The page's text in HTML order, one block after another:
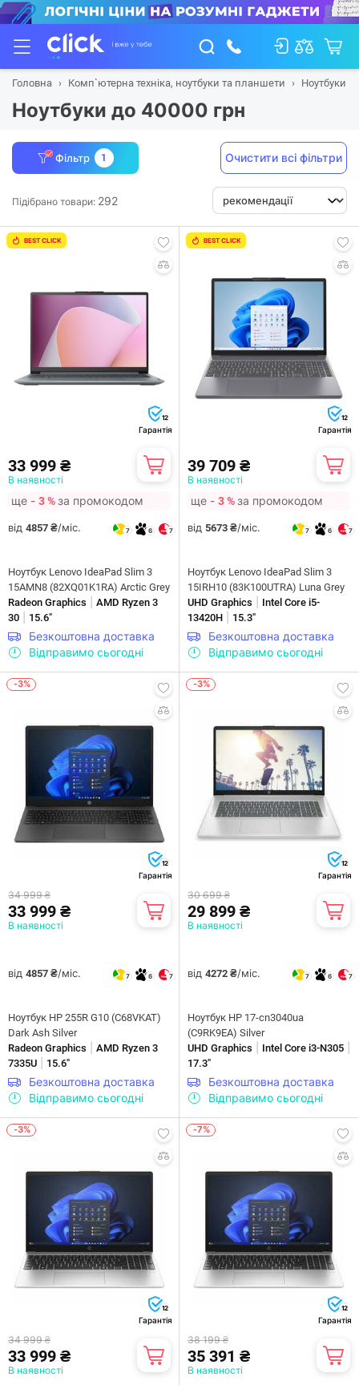
Головна Комп`ютерна техніка, ноутбуки та планшети Ноутбуки
Ноутбуки до 40000 грн
Фільтр 1 Очистити всі фільтри
Підібрано товари: 292
BEST CLICK
12
Гарантія
33 999 ₴
В наявності
ще - 3 %за промокодом
від 4857 ₴/міс. 7 6 7
Ноутбук Lenovo IdeaPad Slim 3
15AMN8 (82XQ01K1RA) Arctic Grey
Radeon Graphics
AMD Ryzen 3
30
15.6"
Безкоштовна доставка
Відправимо сьогодні
BEST CLICK
12
Гарантія
39 709 ₴
В наявності
ще - 3 %за промокодом
від 5673 ₴/міс. 7 6 7
Ноутбук Lenovo IdeaPad Slim 3
15IRH10 (83K100UTRA) Luna Grey
UHD Graphics
Intel Core i5-
13420H
15.3"
Безкоштовна доставка
Відправимо сьогодні
-3%
12
Гарантія
34 999 ₴
33 999 ₴
В наявності
від 4857 ₴/міс. 7 6 7
Ноутбук HP 255R G10 (C68VKAT)
Dark Ash Silver
Radeon Graphics
AMD Ryzen 3
7335U
15.6"
Безкоштовна доставка
Відправимо сьогодні
-3%
12
Гарантія
30 699 ₴
29 899 ₴
В наявності
від 4272 ₴/міс. 7 6 7
Ноутбук HP 17-cn3040ua
(C9RK9EA) Silver
UHD Graphics
Intel Core i3-N305
17.3"
Безкоштовна доставка
Відправимо сьогодні
-3%
12
Гарантія
34 999 ₴
33 999 ₴
В наявності
-7%
12
Гарантія
38 199 ₴
35 391 ₴
В наявності